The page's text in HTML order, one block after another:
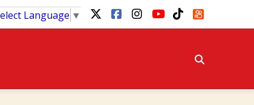
Language ▼